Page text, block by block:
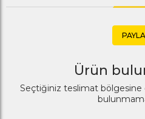
Ürün
Seçtiğiniz teslimat bölgesine